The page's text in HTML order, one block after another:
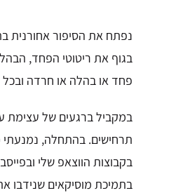
נפתח את הסיפור אחורנית בתחילת מרץ 20, עת התפשטה השמועה על קיומו של
בגוף את ריטוטי הפחד,
פחד או בהלה או חרדה
במקביל ברגעים של עצימת
תרחישים. בהתחלה,
בקבוצות הווצאפ שלי
בתמיכת מוסיקאים שנידבו